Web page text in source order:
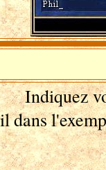
Indiquez
dans